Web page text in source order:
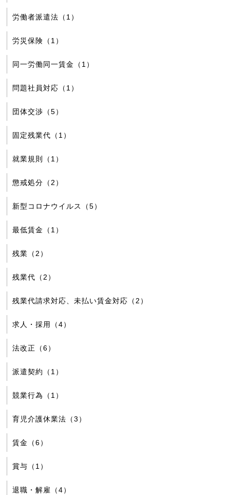
労働者派遣法（1）
労災保険（1）
同一労働同一賃金（1）
問題社員対応（1）
団体交渉（5）
固定残業代（1）
就業規則（1）
懲戒処分（2）
新型コロナウイルス（5）
最低賃金（1）
残業（2）
残業代（2）
残業代請求対応、未払い賃金対応（2）
求人・採用（4）
法改正（6）
派遣契約（1）
競業行為（1）
育児介護休業法（3）
賃金（6）
賞与（1）
退職・解雇（4）